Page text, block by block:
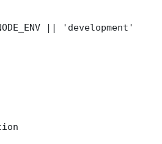
|| 'development'